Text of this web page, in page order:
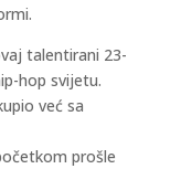
talentirani 23-
hop svijetu.
već sa
prošle